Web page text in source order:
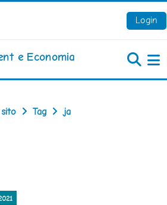
Login
e Economia
sito Tag ja